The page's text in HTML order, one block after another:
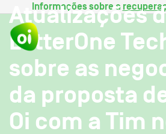
Informações sobre a
Atualizações
LetterOne
sobre as
da proposta
Oi com a Tim